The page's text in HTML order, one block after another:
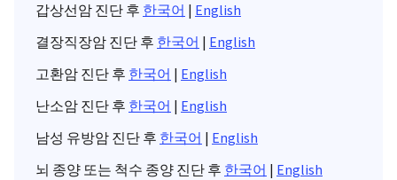
갑상선암 진단 후 한국어 | English
결장직장암 진단 후 한국어 | English
고환암 진단 후 한국어 | English
난소암 진단 후 한국어 | English
남성 유방암 진단 후 한국어 | English
뇌 종양 또는 척수 종양 진단 후 한국어 | English